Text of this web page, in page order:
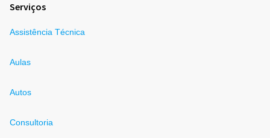
Serviços
Assistência Técnica
Aulas
Autos
Consultoria